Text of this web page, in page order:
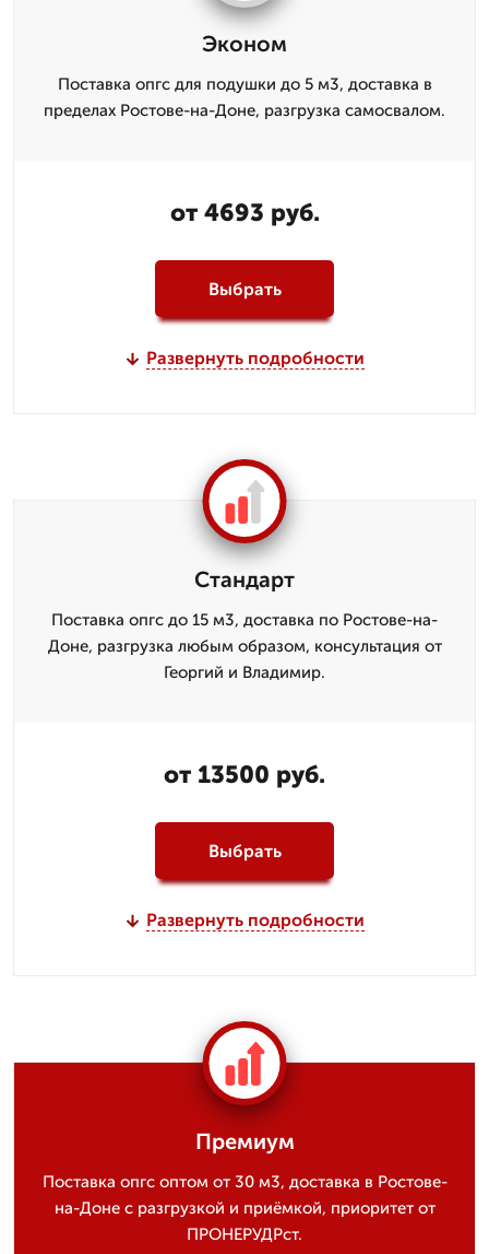
Эконом
Поставка опгс для подушки до 5 м3, доставка в
пределах Ростове-на-Доне, разгрузка самосвалом.
от 4693 руб.
Выбрать
Развернуть подробности
Стандарт
Поставка опгс до 15 м3, доставка по Ростове-на-
Доне, разгрузка любым образом, консультация от
Георгий и Владимир.
от 13500 руб.
Выбрать
Развернуть подробности
Премиум
Поставка опгс оптом от 30 м3, доставка в Ростове-
на-Доне с разгрузкой и приёмкой, приоритет от
ПРОНЕРУДРст.